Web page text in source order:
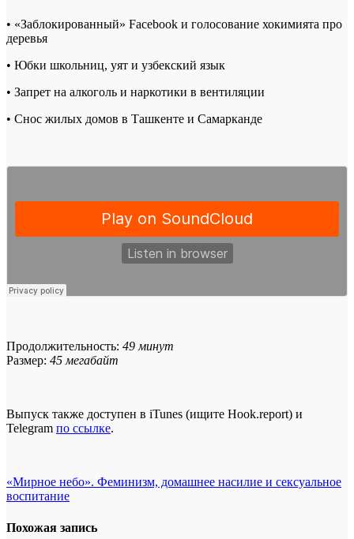
• «Заблокированный» Facebook и голосование хокимията про
деревья
• Юбки школьниц, уят и узбекский язык
• Запрет на алкоголь и наркотики в вентиляции
• Снос жилых домов в Ташкенте и Самарканде
Продолжительность: 49 минут
Размер: 45 мегабайт
Выпуск также доступен в iTunes (ищите Hook.report) и
Telegram по ссылке.
Навигация
по
записям
«Мирное небо». Феминизм, домашнее насилие и сексуальное
воспитание
Похожая запись